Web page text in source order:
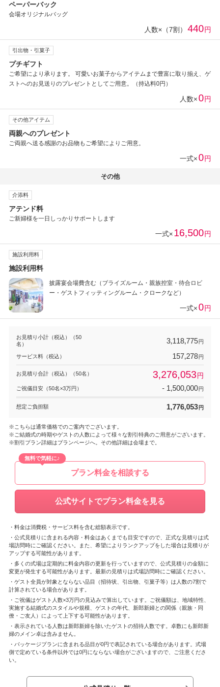
ペーパーバック
会場オリジナルバッグ
人数×（7割） 440円
引出物・引菓子
プチギフト
ご希望により承ります。 可愛いお菓子からアイテムまで豊富に取り揃え、ゲ
ストへのお見送りのプレゼントとしてご用意。（持込料0円）
人数×0円
その他アイテム
両親へのプレゼント
ご両親へ送る感謝のお品物もご希望によりご用意。
一式×0円
その他
介添料
アテンド料
ご新婦様を一日しっかりサポートします
一式× 16,500円
施設利用料
施設利用料
披露宴会場費含む（ブライズルーム・親族控室・待合ロビ
ー・ゲストフィッティングルーム・クロークなど）
一式×0円
お見積り小計（税込）（50
名）
3,118,775円
サービス料（税込） 157,278円
お見積り合計（税込）（50名） 3,276,053円
ご祝儀目安（50名×3万円） - 1,500,000円
想定ご負担額 1,776,053 円
※こちらは通常価格でのご案内でございます。
※ご結婚式の時期やゲストの人数によって様々な割引特典のご用意がございます。
※割引プラン詳細はプランページへ。その他詳細は会場まで。
プラン料金を相談する
無料で気軽に♪
公式サイトでプラン料金を見る
・料金は消費税・サービス料を含む総額表示です。
・公式見積りに含まれる内容・料金はあくまでも目安ですので、正式な見積りは式
場訪問時にご確認ください。また、希望によりランクアップをした場合は見積りが
アップする可能性があります。
・多くの式場は定期的に料金内容の更新を行っていますので、公式見積りの金額に
変更が発生する可能性があります。最新の見積りは式場訪問時にご確認ください。
・ゲスト全員が対象とならない品目（招待状、引出物、引菓子等）は人数の7割で
計算されている場合があります。
・ご祝儀はゲスト人数×3万円の見込みで算出しています。ご祝儀額は、地域特性、
実施する結婚式のスタイルや規模、ゲストの年代、新郎新婦との関係（親族・同
僚・ご友人）によって上下する可能性があります。
・表示されている人数は新郎新婦を除いたゲストの招待人数です。卓数にも新郎新
婦のメイン卓は含みません。
・パッケージプランに含まれる品目が0円で表記されている場合があります。式場
側で定めている条件以外では0円にならない場合がございますので、ご注意くださ
い。